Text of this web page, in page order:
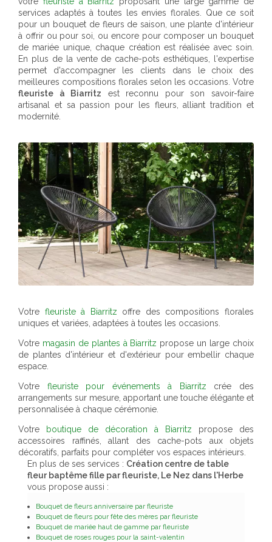
services adaptés à toutes les envies florales. Que ce soit
pour un bouquet de fleurs de saison, une plante d'intérieur
à offrir ou pour soi, ou encore pour composer un bouquet
de mariée unique, chaque création est réalisée avec soin.
En plus de la vente de cache-pots esthétiques, l'expertise
permet d'accompagner les clients dans le choix des
meilleures compositions florales selon les occasions. Votre
fleuriste à Biarritz est reconnu pour son savoir-faire
artisanal et sa passion pour les fleurs, alliant tradition et
modernité.
Votre fleuriste à Biarritz offre des compositions florales
uniques et variées, adaptées à toutes les occasions.
Votre magasin de plantes à Biarritz propose un large choix
de plantes d'intérieur et d'extérieur pour embellir chaque
espace.
Votre fleuriste pour événements à Biarritz crée des
arrangements sur mesure, apportant une touche élégante et
personnalisée à chaque cérémonie.
Votre boutique de décoration à Biarritz propose des
accessoires raffinés, allant des cache-pots aux objets
décoratifs, parfaits pour compléter vos espaces intérieurs.
En plus de ses services : Création centre de table
fleur baptême fille par fleuriste, Le Nez dans l'Herbe
vous propose aussi :
Bouquet de fleurs anniversaire par fleuriste
Bouquet de fleurs pour fête des mères par fleuriste
Bouquet de mariée haut de gamme par fleuriste
Bouquet de roses rouges pour la saint-valentin